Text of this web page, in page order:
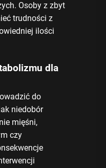
Osoby z zbyt
trudności z
ilości
dla
do
niedobór
mięśni,
czy